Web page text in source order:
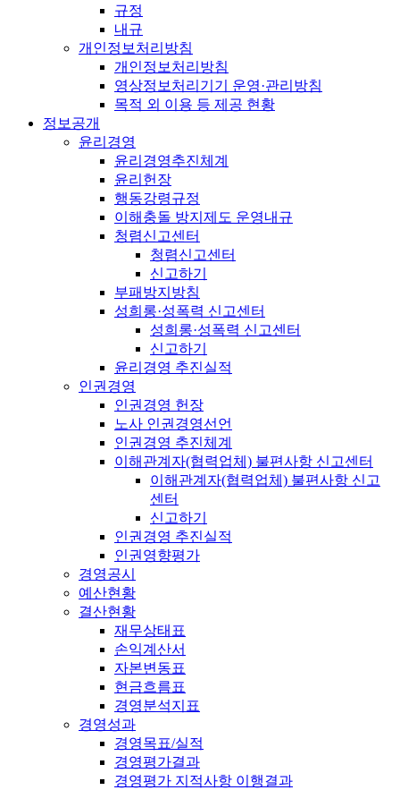
규정
내규
개인정보처리방침
개인정보처리방침
영상정보처리기기 운영·관리방침
목적 외 이용 등 제공 현황
정보공개
윤리경영
윤리경영추진체계
윤리헌장
행동강령규정
이해충돌 방지제도 운영내규
청렴신고센터
청렴신고센터
신고하기
부패방지방침
성희롱·성폭력 신고센터
성희롱·성폭력 신고센터
신고하기
윤리경영 추진실적
인권경영
인권경영 헌장
노사 인권경영선언
인권경영 추진체계
이해관계자(협력업체) 불편사항 신고센터
이해관계자(협력업체) 불편사항 신고
센터
신고하기
인권경영 추진실적
인권영향평가
경영공시
예산현황
결산현황
재무상태표
손익계산서
자본변동표
현금흐름표
경영분석지표
경영성과
경영목표/실적
경영평가결과
경영평가 지적사항 이행결과